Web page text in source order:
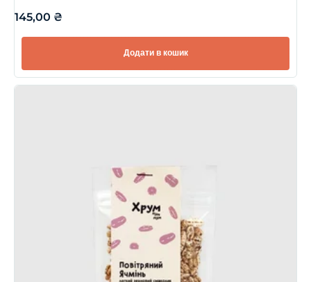
145,00 ₴
Додати в кошик